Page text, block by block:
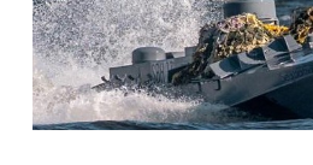
Лайфстайл
ТехноНаука
Людина